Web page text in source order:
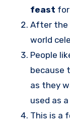
feast
After the
world
People
because
as they
used as
This is a